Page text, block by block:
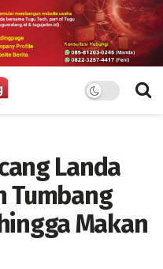
Landa
Tumbang
Makan